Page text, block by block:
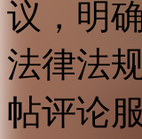
议，明
法律法
帖评论